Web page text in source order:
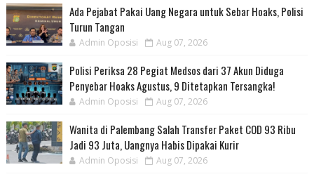
Ada Pejabat Pakai Uang Negara untuk Sebar Hoaks, Polisi
Turun Tangan
Admin Oposisi Aug 07, 2026
Polisi Periksa 28 Pegiat Medsos dari 37 Akun Diduga
Penyebar Hoaks Agustus, 9 Ditetapkan Tersangka!
Admin Oposisi Aug 07, 2026
Wanita di Palembang Salah Transfer Paket COD 93 Ribu
Jadi 93 Juta, Uangnya Habis Dipakai Kurir
Admin Oposisi Aug 07, 2026